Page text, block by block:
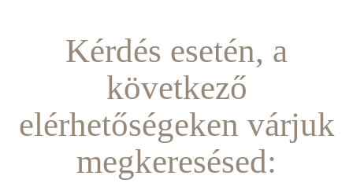
Kérdés esetén, a
következő
elérhetőségeken várjuk
megkeresésed: